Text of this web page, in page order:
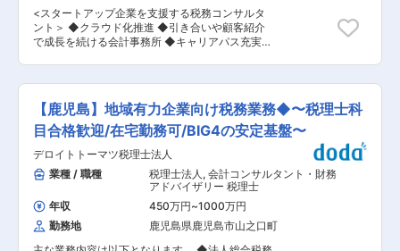
明るくコミュニケーションが活発な職場です。 チ
ャットツールなどもあり、社員同士の会話も多
く、先輩や上司、同僚問わずわからないことは気
添ったご支援ができることを大事にしています。
■入社事例：学校の先生、飲食業界、現場作業員
ミュニケーションスキル・意欲・お人柄重視で採
用しています。 変更の範囲：適性に応じて会社の
指示する業務への異動を命じることがあります
期待しています。 ■具体的な業務内容 ・巡回監
査 ・決算／申告業務 ・節税の提案 ・融資支援 ・
税務相談対応、会社設立相談 ・記帳代行 ※担当件
数が20件を超えるとアシスタントによる業務サポ
ートが入ります。 アシスタントは入力業務・申告
司法書士法人を併設しているので、会計・税務以
外については所内で連携して対応しています。 ・
クライアントとの面談は基本的には来所していた
だくか、Webとなっており、稀に直接訪問もあり
ます。 ・ソフト：freee・弥生・達人 ■キャリア
への正当な評価と「前年年収保証」 これまでの実
績を正当に評価し、前年年収を保証。高いモチベ
ーションを持って、クライアントの難題に立ち向
かえる環境を整えております。 ■キャリアパス
・チームリーダー ・営業 ・採用 ・教育 ・拠点長
など税務コンサルタントとしてのお仕事以外にも
<スタートアップ企業を支援する税務コンサルタ
ント＞ ◆クラウド化推進 ◆引き合いや顧客紹介
で成長を続ける会計事務所 ◆キャリアパス充実／
勤なし 経営者との関係性をガッチリ構築し、経営
者の決断を最適解へと導く『税務コンサルタン
ト』を募集します。 私たちが向き合うのは、まさ
に「人生をかけた挑戦者」たちです。その志を一
番近くで支え、共に未来を切り拓く真のパートナ
ーであり続けることを使命としています。 スロー
ガンは「人生をかけた挑戦者の一番近くに」。 東
京渋谷・大阪梅田の2拠点から、日本を動かす起
業家たちをサポート。組織の拡大フェーズにある
今だからこそ、一コンサルタントの枠を超え、法
人の成長を牽引する中核メンバーとしての活躍を
期待しています。 ■具体的な業務内容 ・巡回監
【鹿児島】地域有力企業向け税務業務◆〜税理士科
目合格歓迎/在宅勤務可/BIG4の安定基盤〜
デロイトトーマツ税理士法人
業種 / 職種
税理士法人 , 会計コンサルタント・財務
アドバイザリー 税理士
年収
450万円~1000万円
勤務地
鹿児島県鹿児島市山之口町